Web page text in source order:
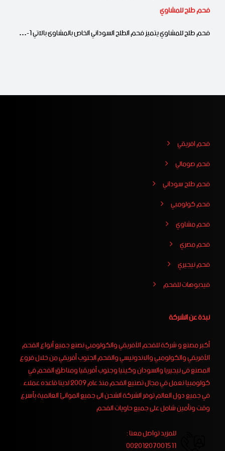
فحم طلح للمشاوي
فحم طلح للمشاوي يتميز فحم الطلح السوداني الخاص بالمشاوى بالآتي 1-…
فحم افريقي
فحم صومالي
فحم طلح سوداني
فحم كولومبي
فحم مشاوي
فحم مصري
فحم نيجيري
فيدبوهات للفحم
نبذة عن الشركة
أكبر مصنع و شركة للفحم الأفريقي والكولومبي نصنع جميع أنواع الفحم
الأفريقي والكولومبي والاندونيسي والفحم الجنوب أفريقي من خلال فروع
المصنع فى نيجيريا والسودان وكينيا وجنوب أفريقيا ومناطق الفحم في
كولومبيا نعمل في مجال تصنيع الفحم منذ عام 2009 لدينا قاعده عملاء
في جميع دول العالم توفر الشركة الشحن الى جميع الموانئ العالمية بأسرع
وقت وتأمين شامل على جميع حاويات الفحم
للمزيد تواصل معنا :
00201207001511